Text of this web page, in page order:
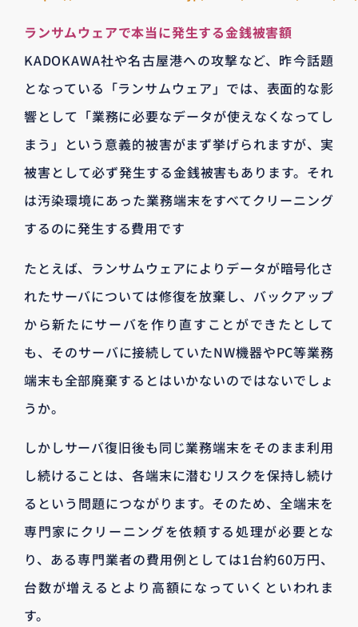
ランサムウェアで本当に発生する金銭被害額
KADOKAWA社や名古屋港への攻撃など、昨今話題
となっている「ランサムウェア」では、表面的な影
響として「業務に必要なデータが使えなくなってし
まう」という意義的被害がまず挙げられますが、実
被害として必ず発生する金銭被害もあります。それ
は汚染環境にあった業務端末をすべてクリーニング
するのに発生する費用です
たとえば、ランサムウェアによりデータが暗号化さ
れたサーバについては修復を放棄し、バックアップ
から新たにサーバを作り直すことができたとして
も、そのサーバに接続していたNW機器やPC等業務
端末も全部廃棄するとはいかないのではないでしょ
うか。
しかしサーバ復旧後も同じ業務端末をそのまま利用
し続けることは、各端末に潜むリスクを保持し続け
るという問題につながります。そのため、全端末を
専門家にクリーニングを依頼する処理が必要とな
り、ある専門業者の費用例としては1台約60万円、
台数が増えるとより高額になっていくといわれま
す。